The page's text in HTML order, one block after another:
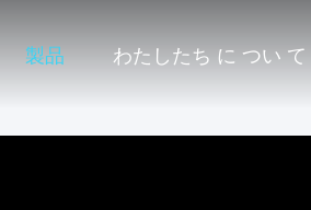
製品 わたしたち に つい て